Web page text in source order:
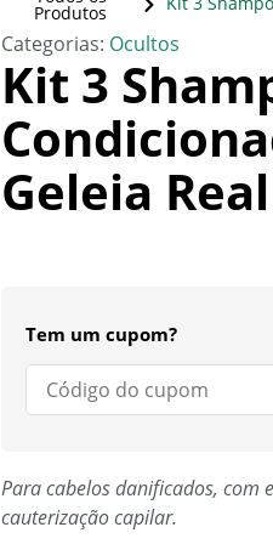
Produtos
Categorias: Ocultos
Kit 3
Geleia
Tem um cupom?
Para cabelos danificados, com
cauterização capilar.